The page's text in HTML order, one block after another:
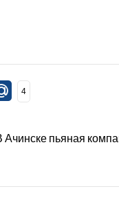
4
Ачинске пьяная